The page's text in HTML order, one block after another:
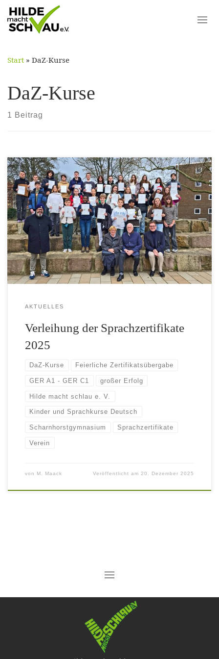
Skip
content
Start » DaZ-Kurse
DaZ-Kurse
1 Beitrag
AKTUELLES
Verleihung der Sprachzertifikate
2025
DaZ-Kurse Feierliche Zertifikatsübergabe
GER A1 - GER C1 großer Erfolg
Hilde macht schlau e. V.
Kinder und Sprachkurse Deutsch
Scharnhorstgymnasium Sprachzertifikate
Verein
von M. Maack Veröffentlicht am20. Dezember 2025